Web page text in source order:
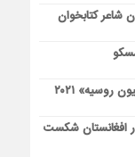
شاعر کتابخوان
۲۰۲۱
افغانستان شکست